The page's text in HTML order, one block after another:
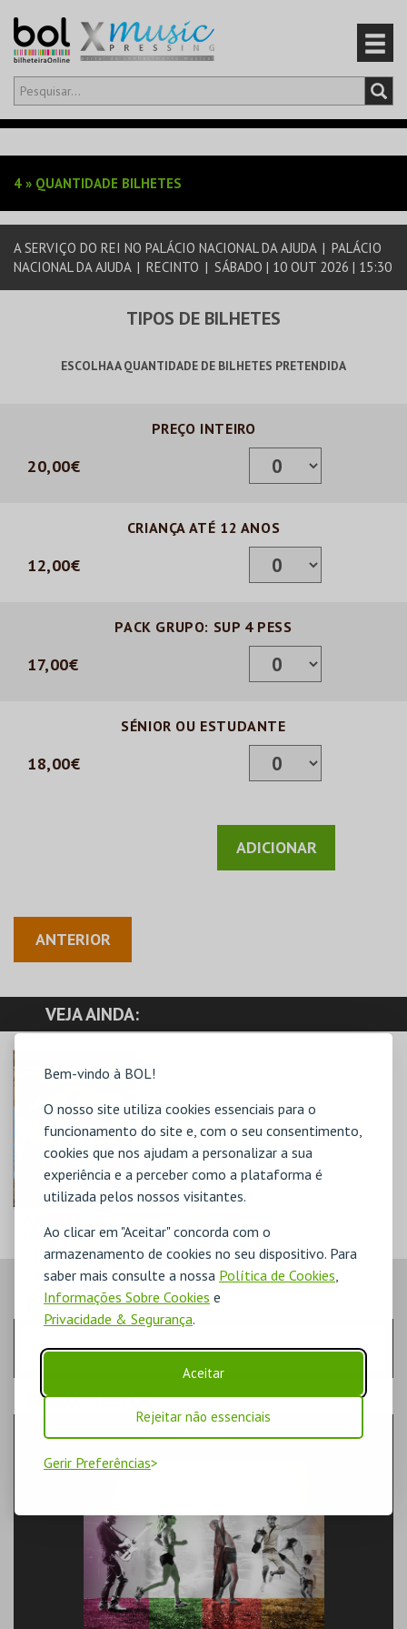
Bem-vindo à BOL!
O nosso site utiliza cookies essenciais para o
funcionamento do site e, com o seu consentimento,
cookies que nos ajudam a personalizar a sua
experiência e a perceber como a plataforma é
utilizada pelos nossos visitantes.
Ao clicar em "Aceitar" concorda com o
armazenamento de cookies no seu dispositivo. Para
saber mais consulte a nossa Política de Cookies
Informações Sobre Cookies e
Privacidade & Segurança.
Aceitar
Rejeitar não essenciais
Gerir Preferências
Olá,iniciar sessão
EVENTOS
CARTÕES
4 » QUANTIDADE BILHETES
A SERVIÇO DO REI NO PALÁCIO NACIONAL DA AJUDA | PALÁCIO
NACIONAL DA AJUDA | RECINTO | SÁBADO | 10 OUT 2026 | 15:30
TIPOS DE BILHETES
ESCOLHA A QUANTIDADE DE BILHETES PRETENDIDA
PREÇO INTEIRO
20,00€
CRIANÇA ATÉ 12 ANOS
12,00€
PACK GRUPO: SUP 4 PESS
17,00€
SÉNIOR OU ESTUDANTE
18,00€
ANTERIOR
VEJA AINDA:
SERVIÇO DO REI
LISBON ECO TOURS
VOUCHER
PASSO- LUGARES
Escolha a quantidade de bilhetes que pretende
PASSO- SECTOR